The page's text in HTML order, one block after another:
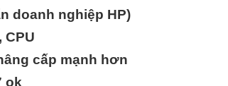
doanh nghiệp HP)
CPU
cấp mạnh hơn
ok